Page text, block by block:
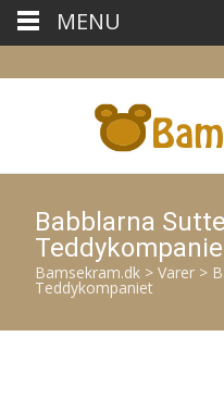
Babblarna
Bamsekram.dk > Varer >
Teddykompaniet
MENU